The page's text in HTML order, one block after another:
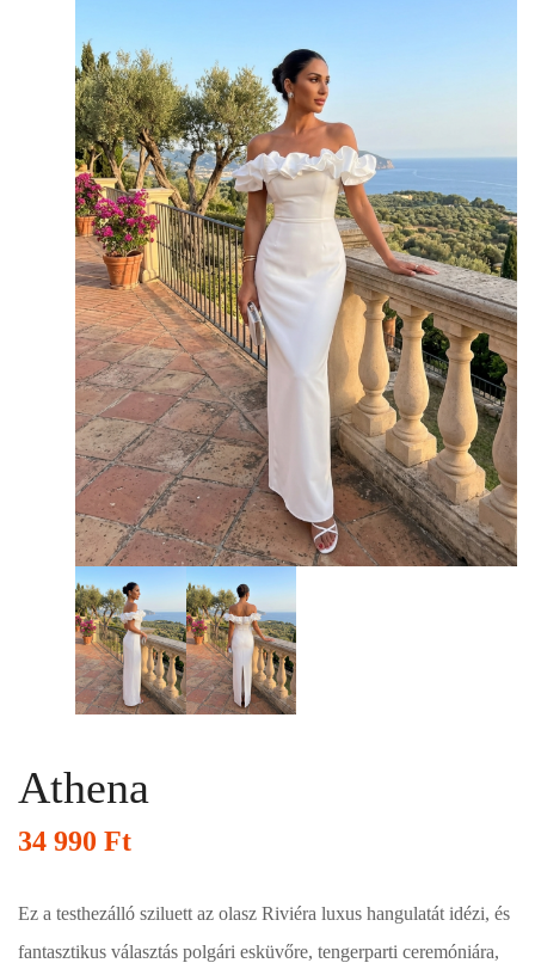
Athena
34 990 Ft
Ez a testhezálló sziluett az olasz Riviéra luxus hangulatát idézi, és
fantasztikus választás polgári esküvőre, tengerparti ceremóniára,